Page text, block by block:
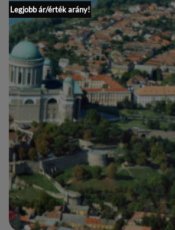
Legjobb ár/érték arány!